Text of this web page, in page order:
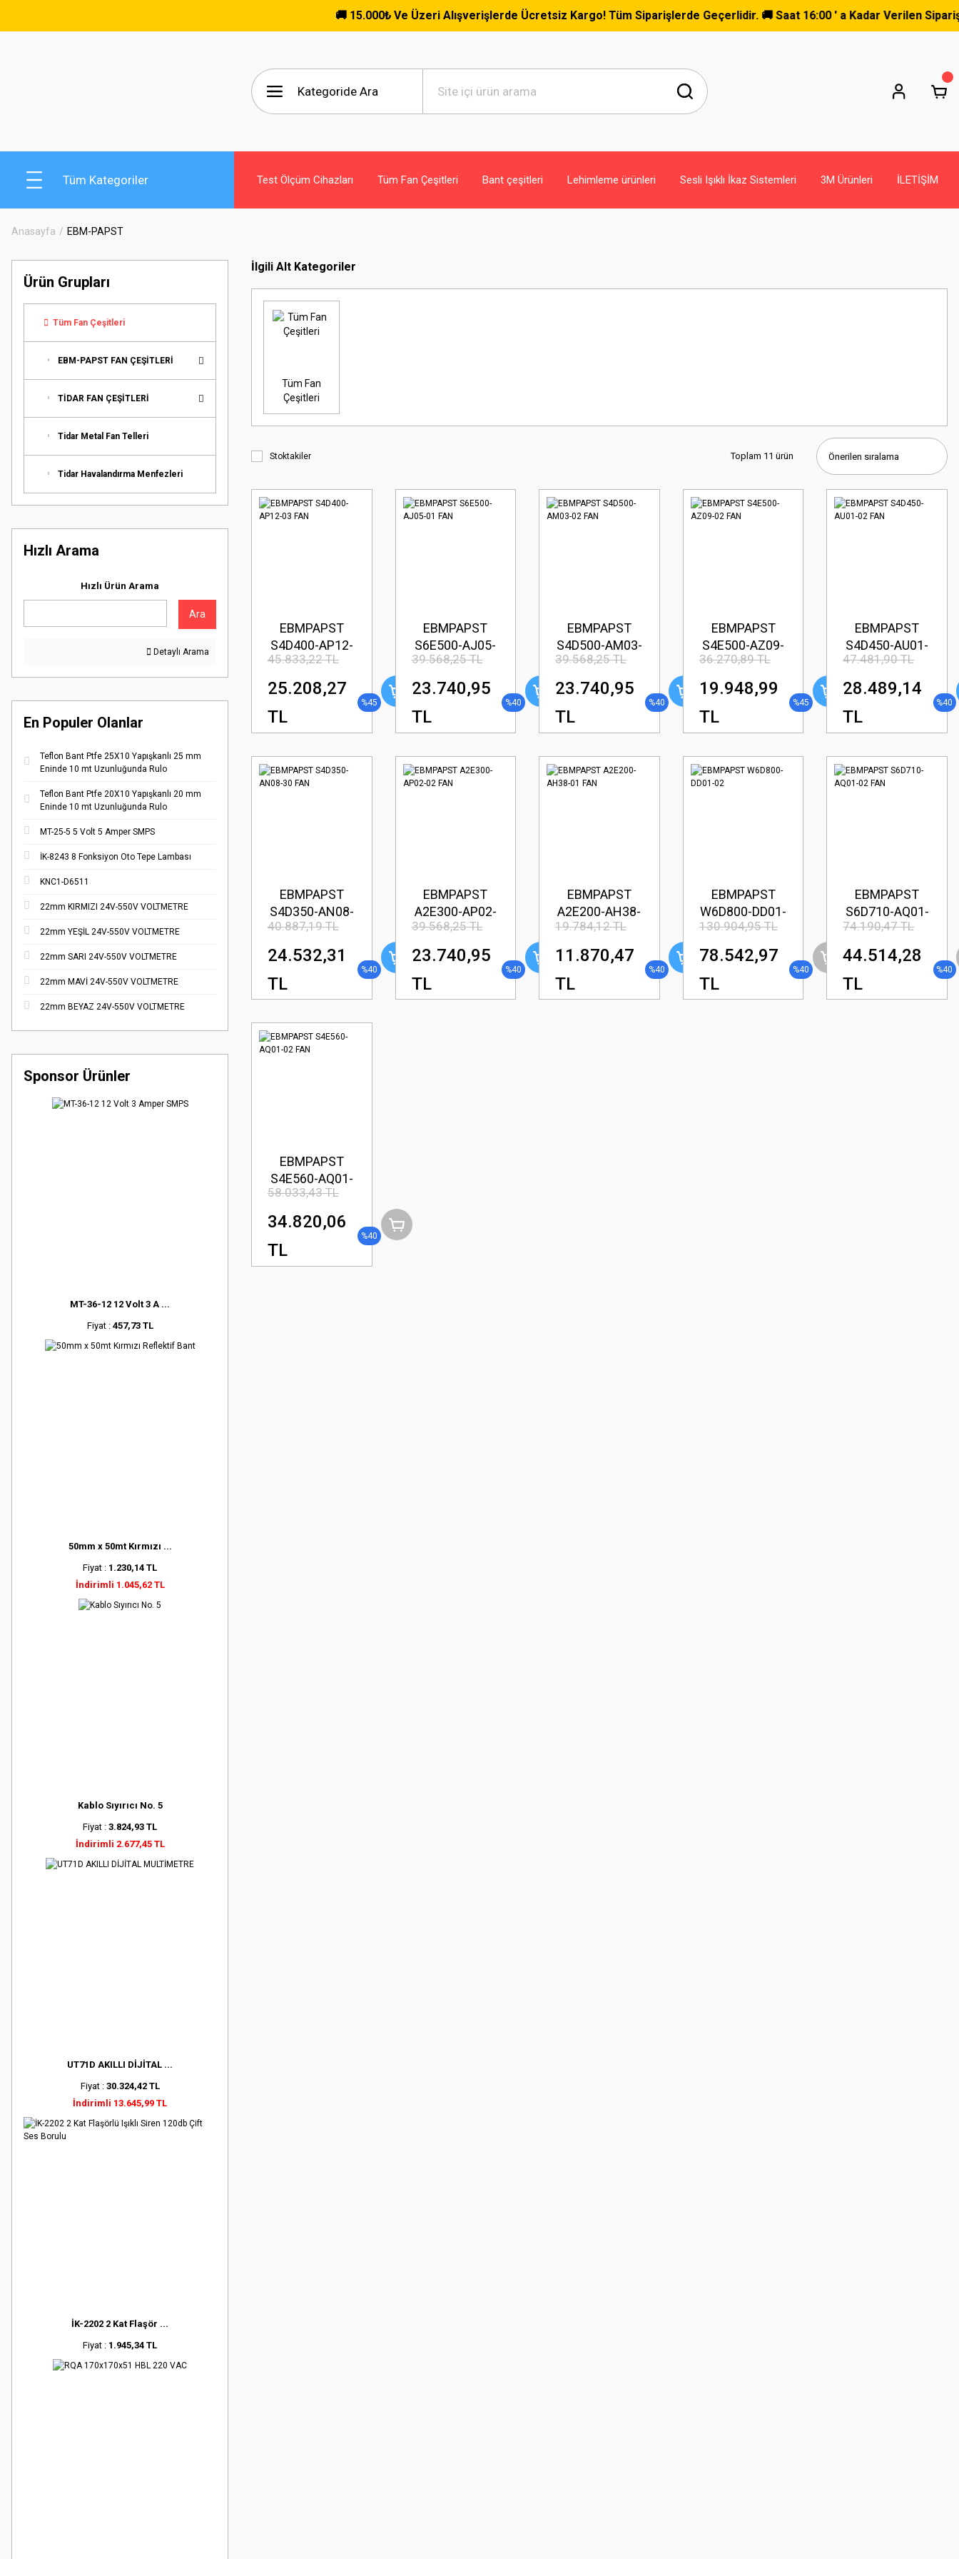
🚚 15.000₺ Ve Üzeri Alışverişlerde Ücretsiz Kargo! Tüm Siparişlerde Geçerlidir. 🚚 Saat 16:00 ' a Kadar Verilen Siparişler Aynı
Tüm Kategoriler Test Ölçüm Cihazları Tüm Fan Çeşitleri Bant çeşitleri Lehimleme ürünleri Sesli Işıklı İkaz Sistemleri 3M Ürünleri İLETİŞİM
Anasayfa EBM-PAPST
Ürün Grupları
Tüm Fan Çeşitleri
EBM-PAPST FAN ÇEŞİTLERİ
TİDAR FAN ÇEŞİTLERİ
Tidar Metal Fan Telleri
Tidar Havalandırma Menfezleri
Hızlı Arama
Hızlı Ürün Arama
Ara
Detaylı Arama
En Populer Olanlar
Teflon Bant Ptfe 25X10 Yapışkanlı 25 mm
Eninde 10 mt Uzunluğunda Rulo
Teflon Bant Ptfe 20X10 Yapışkanlı 20 mm
Eninde 10 mt Uzunluğunda Rulo
MT-25-5 5 Volt 5 Amper SMPS
İK-8243 8 Fonksiyon Oto Tepe Lambası
KNC1-D6511
22mm KIRMIZI 24V-550V VOLTMETRE
22mm YEŞİL 24V-550V VOLTMETRE
22mm SARI 24V-550V VOLTMETRE
22mm MAVİ 24V-550V VOLTMETRE
22mm BEYAZ 24V-550V VOLTMETRE
Sponsor Ürünler
MT-36-12 12 Volt 3 A ...
Fiyat : 457,73 TL
50mm x 50mt Kırmızı ...
Fiyat : 1.230,14 TL
İndirimli 1.045,62 TL
Kablo Sıyırıcı No. 5
Fiyat : 3.824,93 TL
İndirimli 2.677,45 TL
UT71D AKILLI DİJİTAL ...
Fiyat : 30.324,42 TL
İndirimli 13.645,99 TL
İK-2202 2 Kat Flaşör ...
Fiyat : 1.945,34 TL
İlgili Alt Kategoriler
Tüm Fan
Çeşitleri
Stoktakiler Toplam 11 ürün
EBMPAPST
S4D400-AP12-
03 FAN
45.833,22 TL
25.208,27
TL
%45
EBMPAPST
S6E500-AJ05-
01 FAN
39.568,25 TL
23.740,95
TL
%40
EBMPAPST
S4D500-AM03-
02 FAN
39.568,25 TL
23.740,95
TL
%40
EBMPAPST
S4E500-AZ09-
02 FAN
36.270,89 TL
19.948,99
TL
%45
EBMPAPST
S4D450-AU01-
02 FAN
47.481,90 TL
28.489,14
TL
%40
EBMPAPST
S4D350-AN08-
30 FAN
40.887,19 TL
24.532,31
TL
%40
EBMPAPST
A2E300-AP02-
02 FAN
39.568,25 TL
23.740,95
TL
%40
EBMPAPST
A2E200-AH38-
01 FAN
19.784,12 TL
11.870,47
TL
%40
EBMPAPST
W6D800-DD01-
02
130.904,95 TL
78.542,97
TL
%40
EBMPAPST
S6D710-AQ01-
02 FAN
74.190,47 TL
44.514,28
TL
%40
EBMPAPST
S4E560-AQ01-
02 FAN
58.033,43 TL
34.820,06
TL
%40